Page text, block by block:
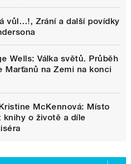
vůl…!, Zrání a další povídky
Wells: Válka světů. Průběh
Marťanů na Zemi na konci
McKennová: Místo
knihy o životě a díle